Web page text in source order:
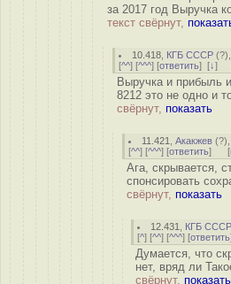
за 2017 год Выручка
текст свёрнут,
10.418 КГБ СССР (?
[^^] [^^^] [ответить] [↓]
Выручка и прибыль
8212 это не одно и
свёрнут, показать
11.421 ,Акакжев (?
[^^] [^^^] [ответить] [
Ага, скрывается,
спонсировать
свёрнут, показать
12.431 КГБ СССР
[^] [^^] [^^^] [ответить
Думается, что
нет, вряд ли
свёрнут, показать